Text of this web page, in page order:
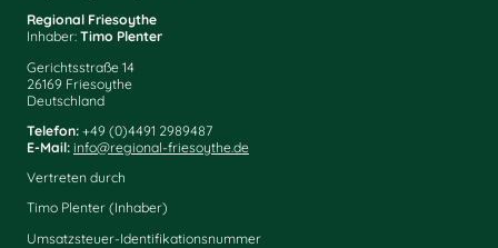
Regional Friesoythe
Inhaber: Timo Plenter
Gerichtsstraße 14
26169 Friesoythe
Deutschland
Telefon: +49 (0)4491 2989487
E-Mail: info@regional-friesoythe.de
Vertreten durch
Timo Plenter (Inhaber)
Umsatzsteuer-Identifikationsnummer